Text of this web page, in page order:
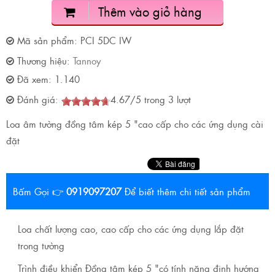
Thêm vào giỏ hàng
Mã sản phẩm: PCI 5DC IW
Thương hiệu: Tannoy
Đã xem: 1.140
Đánh giá:
4.67/5 trong 3 lượt
Loa âm tường đồng tâm kép 5 "cao cấp cho các ứng dụng cài
đặt
Bấm Gọi 👉 0919097207 Để biết thêm chi tiết sản phẩm
Loa chất lượng cao, cao cấp cho các ứng dụng lắp đặt
trong tường
Trình điều khiển Đồng tâm kép 5 "có tính năng định hướng